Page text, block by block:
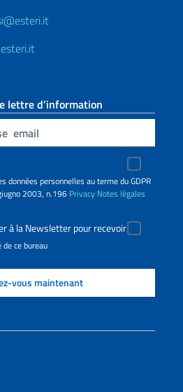
lettre d’information
données personnelles au terme du GDPR
2003, n.196 Privacy Notes légales
à la Newsletter pour recevoir
ce bureau